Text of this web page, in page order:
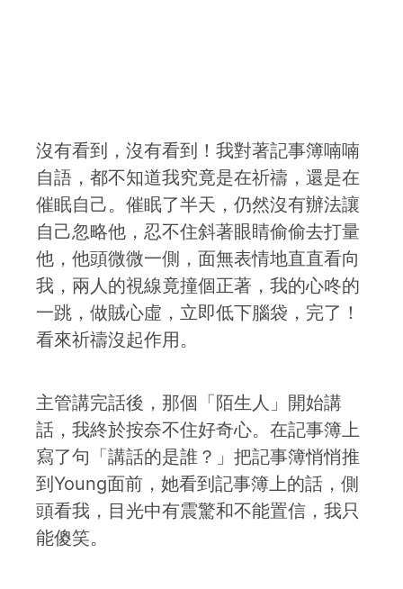
沒有看到，沒有看到！我對著記事簿喃喃
自語，都不知道我究竟是在祈禱，還是在
催眠自己。催眠了半天，仍然沒有辦法讓
自己忽略他，忍不住斜著眼睛偷偷去打量
他，他頭微微一側，面無表情地直直看向
我，兩人的視線竟撞個正著，我的心咚的
一跳，做賊心虛，立即低下腦袋，完了！
看來祈禱沒起作用。
主管講完話後，那個「陌生人」開始講
話，我終於按奈不住好奇心。在記事簿上
寫了句「講話的是誰？」把記事簿悄悄推
到Young面前，她看到記事簿上的話，側
頭看我，目光中有震驚和不能置信，我只
能傻笑。